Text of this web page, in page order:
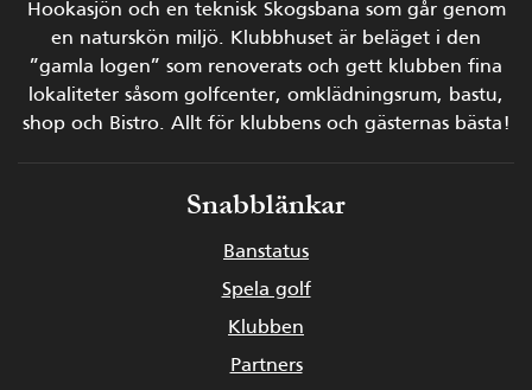
Hookasjön och en teknisk Skogsbana som går genom
en naturskön miljö. Klubbhuset är beläget i den
”gamla logen” som renoverats och gett klubben fina
lokaliteter såsom golfcenter, omklädningsrum, bastu,
shop och Bistro. Allt för klubbens och gästernas bästa!
Snabblänkar
Banstatus
Spela golf
Klubben
Partners